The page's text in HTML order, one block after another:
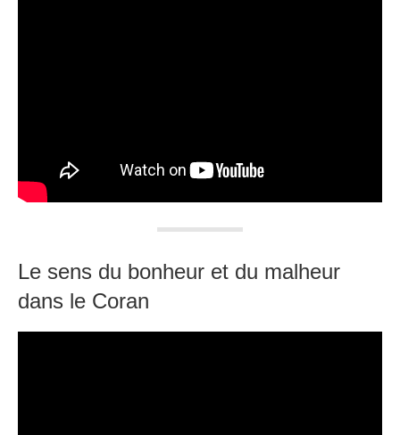
Le sens du bonheur et du malheur
dans le Coran